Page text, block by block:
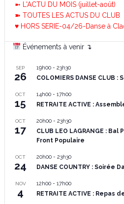
➼ L'ACTU DU MOIS (juillet-août)
➽ TOUTES LES ACTUS DU CLUB
♥ HORS SERIE-04/26-Danse à
Événements à venir ↴
SEP
26
19h00- 23h30
COLOMIERS DANSE CLUB
OCT
15
14h00- 17h00
RETRAITE ACTIVE :
OCT
17
20h00- 23h30
CLUB LEO LAGRANGE :
Front Populaire
OCT
24
20h00- 23h30
DANSE COUNTRY : Soirée
NOV
4
12h00- 17h00
RETRAITE ACTIVE : Repas